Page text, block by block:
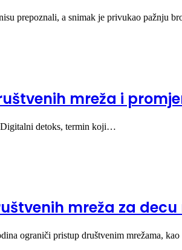
prepoznali, a snimak je privukao pažnju
mreža i
Digitalni detoks, termin koji…
mreža za decu
ograniči pristup društvenim mrežama,